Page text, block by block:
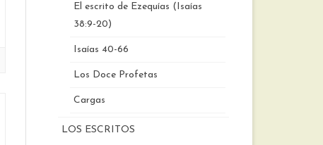
El escrito de Ezequías (Isaías
38:9-20)
Isaías 40-66
Los Doce Profetas
Cargas
LOS ESCRITOS